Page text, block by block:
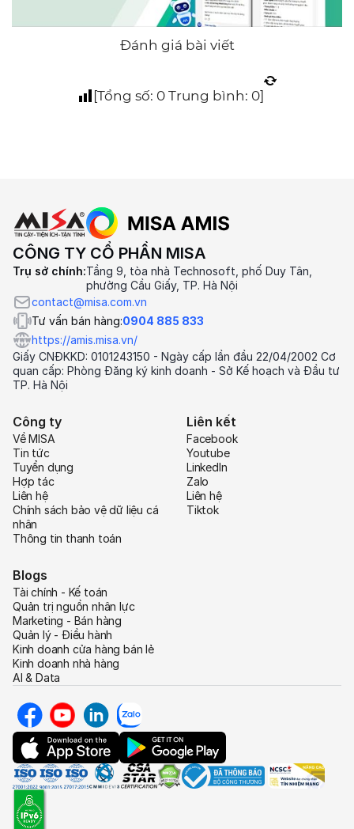
Đánh giá bài viết
[Tổng số: 0 Trung bình: 0]
CÔNG TY CỔ PHẦN MISA
Trụ sở chính:Tầng 9, tòa nhà Technosoft, phố Duy Tân,
phường Cầu Giấy, TP. Hà Nội
contact@misa.com.vn
Tư vấn bán hàng:0904 885 833
https://amis.misa.vn/
Giấy CNĐKKD: 0101243150 - Ngày cấp lần đầu 22/04/2002 Cơ
quan cấp: Phòng Đăng ký kinh doanh - Sở Kế hoạch và Đầu tư
TP. Hà Nội
Công ty
Về MISA
Tin tức
Tuyển dụng
Hợp tác
Liên hệ
Chính sách bảo vệ dữ liệu cá
nhân
Thông tin thanh toán
Liên kết
Facebook
Youtube
LinkedIn
Zalo
Liên hệ
Tiktok
Blogs
Tài chính - Kế toán
Quản trị nguồn nhân lực
Marketing - Bán hàng
Quản lý - Điều hành
Kinh doanh cửa hàng bán lẻ
Kinh doanh nhà hàng
AI & Data